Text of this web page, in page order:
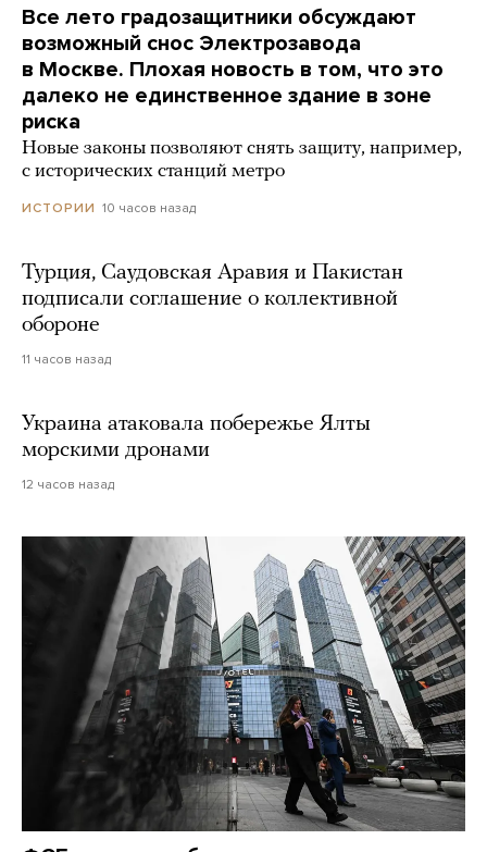
Все лето градозащитники обсуждают
возможный снос Электрозавода
в Москве. Плохая новость в том, что это
далеко не единственное здание в зоне
риска
Новые законы позволяют снять защиту, например,
с исторических станций метро
ИСТОРИИ 10 часов назад
Турция, Саудовская Аравия и Пакистан
подписали соглашение о коллективной
обороне
11 часов назад
Украина атаковала побережье Ялты
морскими дронами
12 часов назад